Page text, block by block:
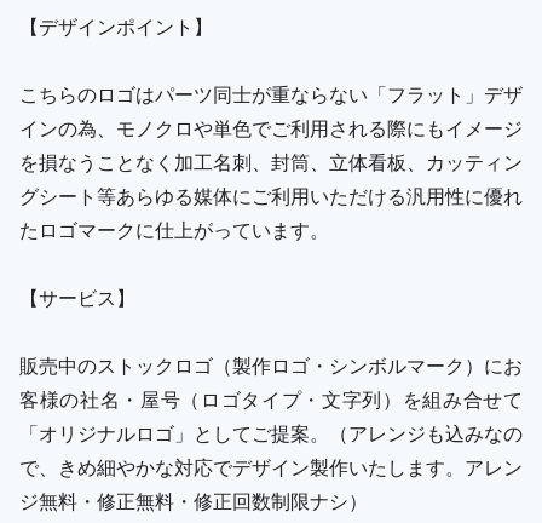
【デザインポイント】
こちらのロゴはパーツ同士が重ならない「フラット」デザ
インの為、モノクロや単色でご利用される際にもイメージ
を損なうことなく加工名刺、封筒、立体看板、カッティン
グシート等あらゆる媒体にご利用いただける汎用性に優れ
たロゴマークに仕上がっています。
【サービス】
販売中のストックロゴ（製作ロゴ・シンボルマーク）にお
客様の社名・屋号（ロゴタイプ・文字列）を組み合せて
「オリジナルロゴ」としてご提案。（アレンジも込みなの
で、きめ細やかな対応でデザイン製作いたします。アレン
ジ無料・修正無料・修正回数制限ナシ）